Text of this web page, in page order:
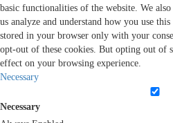
basic functionalities of the website. We
us analyze and understand how you use
stored in your browser only with your
opt-out of these cookies. But opting out of
effect on your browsing experience.
Necessary
Necessary